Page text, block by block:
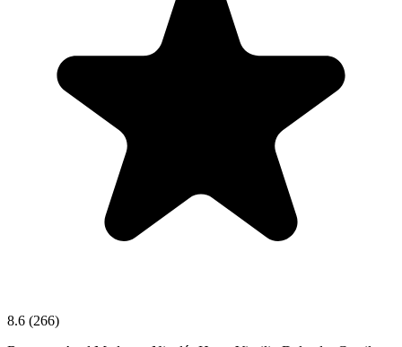
8.6 (266)